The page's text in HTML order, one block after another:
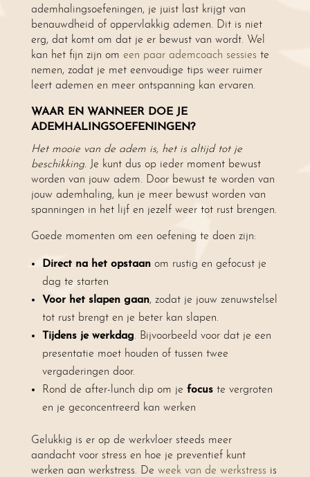
ademhalingsoefeningen, je juist last krijgt van
benauwdheid of oppervlakkig ademen. Dit is niet
erg, dat komt om dat je er bewust van wordt. Wel
kan het fijn zijn om een paar ademcoach sessies te
nemen, zodat je met eenvoudige tips weer ruimer
leert ademen en meer ontspanning kan ervaren.
WAAR EN WANNEER DOE JE
ADEMHALINGSOEFENINGEN?
Het mooie van de adem is, het is altijd tot je
beschikking. Je kunt dus op ieder moment bewust
worden van jouw adem. Door bewust te worden van
jouw ademhaling, kun je meer bewust worden van
spanningen in het lijf en jezelf weer tot rust brengen.
Goede momenten om een oefening te doen zijn:
Direct na het opstaanom rustig en gefocust je
dag te starten
Voor het slapen gaan, zodat je jouw zenuwstelsel
tot rust brengt en je beter kan slapen.
Tijdens je werkdag. Bijvoorbeeld voor dat je een
presentatie moet houden of tussen twee
vergaderingen door.
Rond de after-lunch dip om je focuste vergroten
en je geconcentreerd kan werken
Gelukkig is er op de werkvloer steeds meer
aandacht voor stress en hoe je preventief kunt
werken aan werkstress. De week van de werkstress is